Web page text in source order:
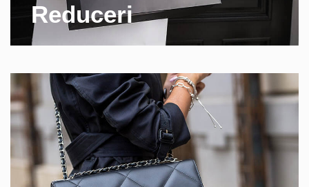
Reduceri